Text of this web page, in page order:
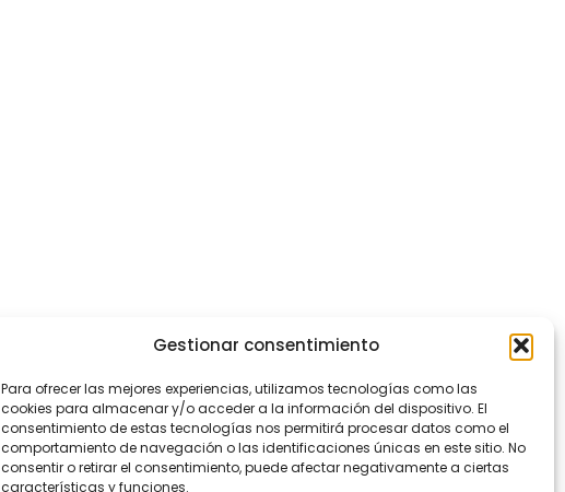
Gestionar consentimiento
Para ofrecer las mejores experiencias, utilizamos tecnologías como las
cookies para almacenar y/o acceder a la información del dispositivo. El
consentimiento de estas tecnologías nos permitirá procesar datos como el
comportamiento de navegación o las identificaciones únicas en este sitio. No
consentir o retirar el consentimiento, puede afectar negativamente a ciertas
características y funciones.